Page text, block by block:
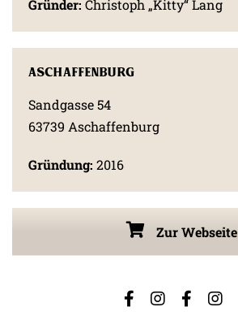
Gründer: Christoph „Kitty“ Lang
Aschaffenburg
Sandgasse 54
63739 Aschaffenburg
Gründung: 2016
Zur Webseite